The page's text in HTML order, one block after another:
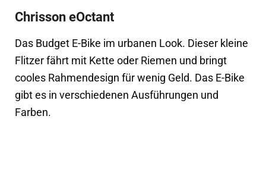
Chrisson eOctant
Das Budget E-Bike im urbanen Look. Dieser kleine
Flitzer fährt mit Kette oder Riemen und bringt
cooles Rahmendesign für wenig Geld. Das E-Bike
gibt es in verschiedenen Ausführungen und
Farben.